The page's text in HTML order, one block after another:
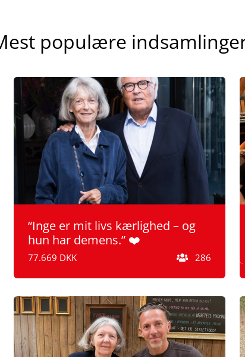
populære
“Inge er mit livs kærlighed – og
hun har demens.” ❤️
77.669 DKK 286